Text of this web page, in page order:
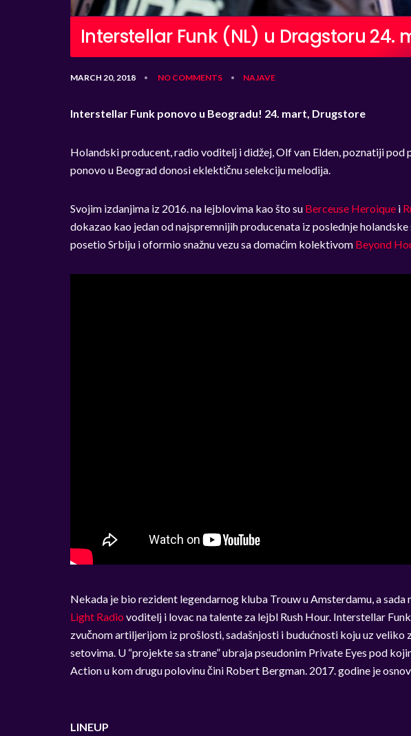
Interstellar Funk (NL) u Dragstoru 24.
MARCH 20, 2018 • NO COMMENTS • NAJAVE
Interstellar Funk ponovo u Beogradu! 24. mart, Drugstore
Holandski producent, radio voditelj i didžej, Olf van Elden, poznatiji pod
ponovo u Beograd donosi eklektičnu selekciju melodija.
Svojim izdanjima iz 2016. na lejblovima kao što su Berceuse Heroique i
dokazao kao jedan od najspremnijih producenata iz poslednje
posetio Srbiju i oformio snažnu vezu sa domaćim kolektivom Beyond
Nekada je bio rezident legendarnog kluba Trouw u Amsterdamu, a sada
Light Radio voditelj i lovac na talente za lejbl Rush Hour. Interstellar
zvučnom artiljerijom iz prošlosti, sadašnjosti i budućnosti koju uz
setovima. U “projekte sa strane” ubraja pseudonim Private Eyes pod
Action u kom drugu polovinu čini Robert Bergman. 2017. godine je
LINEUP